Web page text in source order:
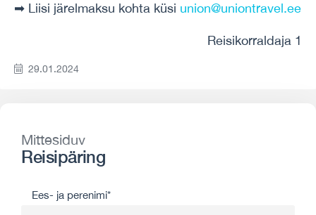
➡ Liisi järelmaksu kohta küsi union@uniontravel.ee
Reisikorraldaja 1
29.01.2024
Mittesiduv
Reisipäring
Ees- ja perenimi*